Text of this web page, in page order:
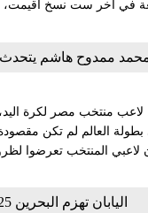
في أخر ست نسخ
ممدوح هاشم يتحدث
منتخب مصر لكرة اليد،
بطولة العالم لم تكن
لاعبي المنتخب تعرضوا
اليابان تهزم البحرين 29/25 في الدور الرئيسي في كأس العالم لكرة اليد